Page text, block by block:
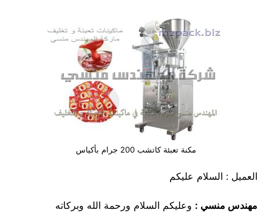
مكنة تعبئة كاتشب 200 جرام بأكياس
العميل : السلام عليكم
مهندس منسي : وعليكم السلام ورحمة الله وبركاته